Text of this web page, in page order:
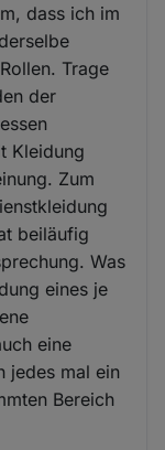
dass ich im
Trage
der
Kleidung
Zum
beiläufig
Was
eines je
eine
jedes mal ein
Bereich